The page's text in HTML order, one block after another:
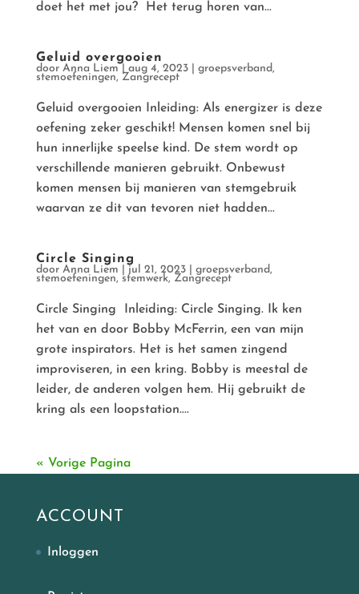
doet het met jou? Het terug horen van...
Geluid overgooien
door Anna Liem |aug 4, 2023| groepsverband,
stemoefeningen, Zangrecept
Geluid overgooien Inleiding: Als energizer is deze
oefening zeker geschikt! Mensen komen snel bij
hun innerlijke speelse kind. De stem wordt op
verschillende manieren gebruikt. Onbewust
komen mensen bij manieren van stemgebruik
waarvan ze dit van tevoren niet hadden...
Circle Singing
door Anna Liem jul 21, 2023| groepsverband,
stemoefeningen, stemwerk, Zangrecept
Circle Singing Inleiding: Circle Singing. Ik ken
het van en door Bobby McFerrin, een van mijn
grote inspirators. Het is het samen zingend
improviseren, in een kring. Bobby is meestal de
leider, de anderen volgen hem. Hij gebruikt de
kring als een loopstation....
« Vorige Pagina
ACCOUNT
Inloggen